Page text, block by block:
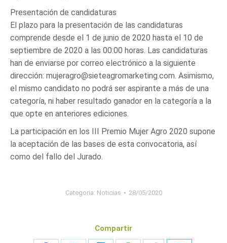
Presentación de candidaturas
El plazo para la presentación de las candidaturas
comprende desde el 1 de junio de 2020 hasta el 10 de
septiembre de 2020 a las 00:00 horas. Las candidaturas
han de enviarse por correo electrónico a la siguiente
dirección: mujeragro@sieteagromarketing.com. Asimismo,
el mismo candidato no podrá ser aspirante a más de una
categoría, ni haber resultado ganador en la categoría a la
que opte en anteriores ediciones.
La participación en los III Premio Mujer Agro 2020 supone
la aceptación de las bases de esta convocatoria, así
como del fallo del Jurado.
Categoria: Noticias 28/05/2020
Compartir